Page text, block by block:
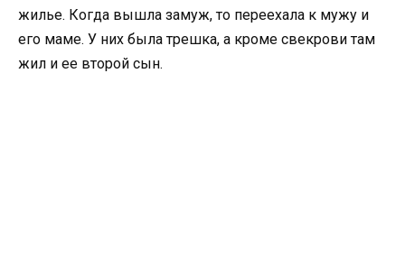
жилье. Когда вышла замуж, то переехала к мужу и
его маме. У них была трешка, а кроме свекрови там
жил и ее второй сын.